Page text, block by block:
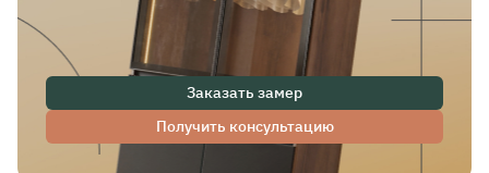
Заказать замер
Получить консультацию